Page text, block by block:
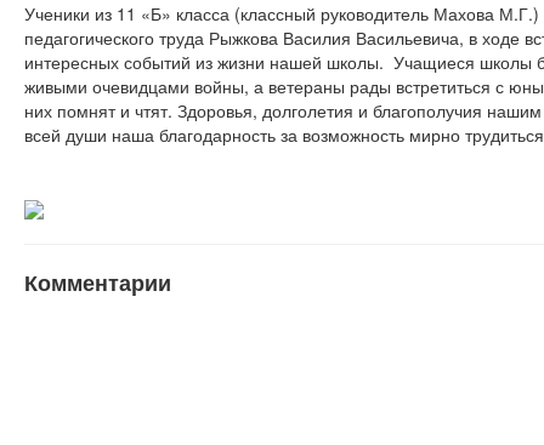
Ученики из 11 «Б» класса (классный руководитель Махова
педагогического труда Рыжкова Василия Васильевича, в ходе
интересных событий из жизни нашей школы. Учащиеся школы
живыми очевидцами войны, а ветераны рады встретиться с
них помнят и чтят. Здоровья, долголетия и благополучия
всей души наша благодарность за возможность мирно
Комментарии